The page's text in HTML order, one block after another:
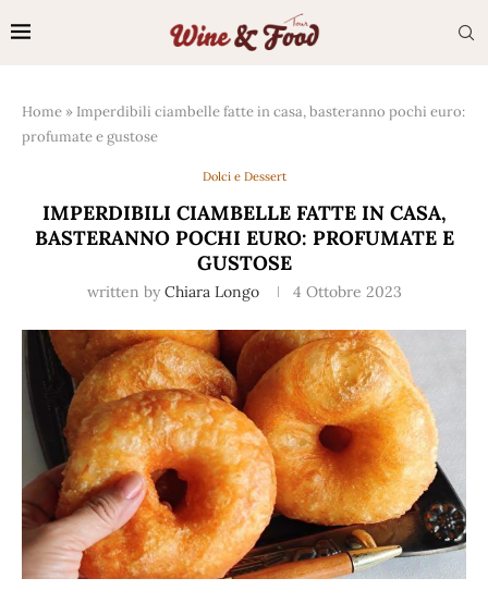
Home » Imperdibili ciambelle fatte in casa, basteranno pochi euro:
profumate e gustose
Dolci e Dessert
IMPERDIBILI CIAMBELLE FATTE IN CASA,
BASTERANNO POCHI EURO: PROFUMATE E
GUSTOSE
written by Chiara Longo 4 Ottobre 2023